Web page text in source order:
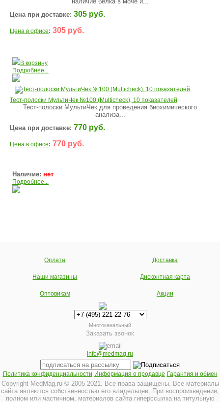
Цена при доставке: 305 руб.
Цена в офисе: 305 руб.
В корзину
Подробнее...
Тест-полоски МультиЧек №100 (Multicheck), 10 показателей
Тест-полоски МультиЧек для проведения биохимического
анализа...
Цена при доставке: 770 руб.
Цена в офисе: 770 руб.
Наличие: нет
Подробнее...
Оплата Доставка
Наши магазины Дисконтная карта
Оптовикам Акции
Многоканальный
Заказать звонок
info@medmag.ru
Политика конфиденциальности Информация о продавце Гарантия и обмен
Copyright MedMag.ru © 2005-2021. Все права защищены. Все материалы
сайта являются собственностью его владельцев. При воспроизведении,
полном или частичном, материалов сайта гиперссылка на титульную